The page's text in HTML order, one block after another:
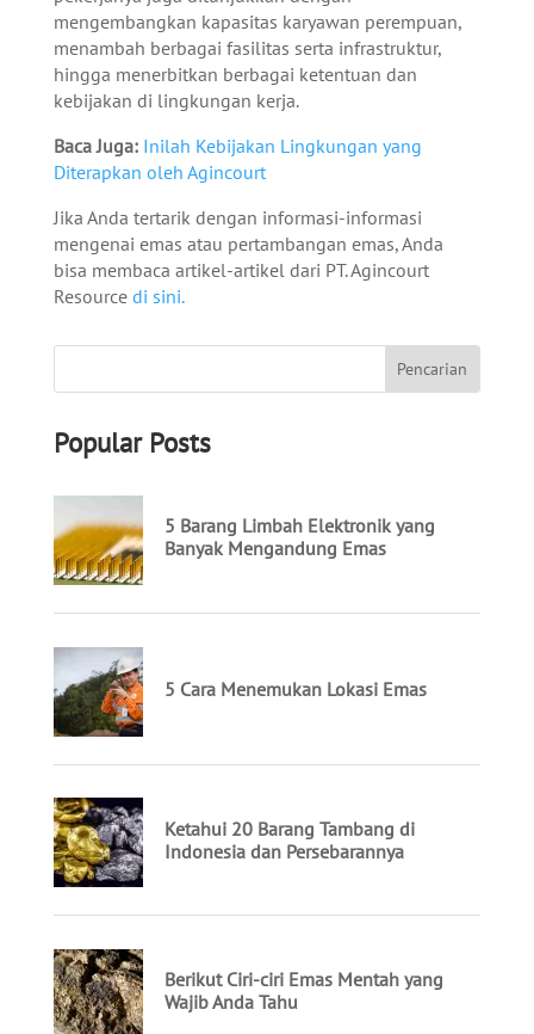
mengembangkan kapasitas karyawan perempuan,
menambah berbagai fasilitas serta infrastruktur,
hingga menerbitkan berbagai ketentuan dan
kebijakan di lingkungan kerja.
Baca Juga: Inilah Kebijakan Lingkungan yang
Diterapkan oleh Agincourt
Jika Anda tertarik dengan informasi-informasi
mengenai emas atau pertambangan emas, Anda
bisa membaca artikel-artikel dari PT. Agincourt
Resource di sini.
Popular Posts